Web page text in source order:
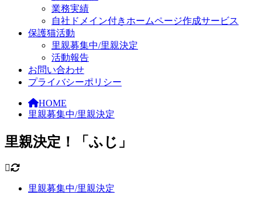
業務実績
自社ドメイン付きホームページ作成サービス
保護猫活動
里親募集中/里親決定
活動報告
お問い合わせ
プライバシーポリシー
HOME
里親募集中/里親決定
里親決定！「ふじ」
里親募集中/里親決定